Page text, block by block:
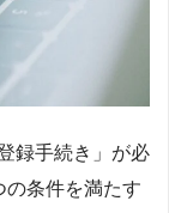
録手続き」が必
条件を満たす